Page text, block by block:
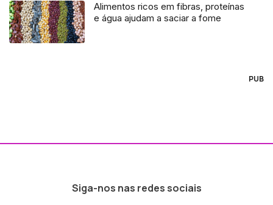
Alimentos ricos em fibras, proteínas
e água ajudam a saciar a fome
PUB
Siga-nos nas redes sociais